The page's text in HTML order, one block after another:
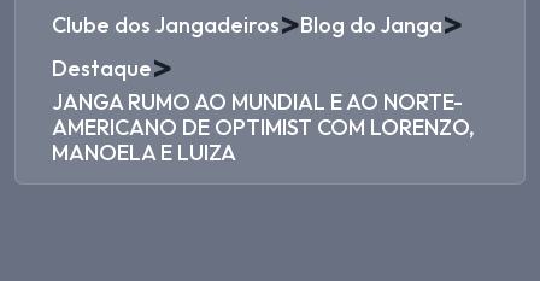
Clube dos Jangadeiros>Blog do Janga>
Destaque>
JANGA RUMO AO MUNDIAL E AO NORTE-
AMERICANO DE OPTIMIST COM LORENZO,
MANOELA E LUIZA